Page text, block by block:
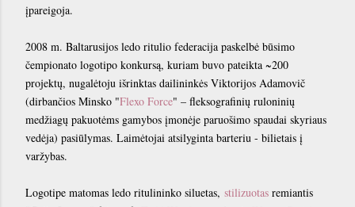
įpareigoja.
2008 m. Baltarusijos ledo ritulio federacija paskelbė būsimo
čempionato logotipo konkursą, kuriam buvo pateikta ~200
projektų, nugalėtoju išrinktas dailininkės Viktorijos Adamovič
(dirbančios Minsko "Flexo Force" – fleksografinių ruloninių
medžiagų pakuotėms gamybos įmonėje paruošimo spaudai skyriaus
vedėja) pasiūlymas. Laimėtojai atsilyginta barteriu - bilietais į
varžybas.
Logotipe matomas ledo ritulininko siluetas, stilizuotas remiantis